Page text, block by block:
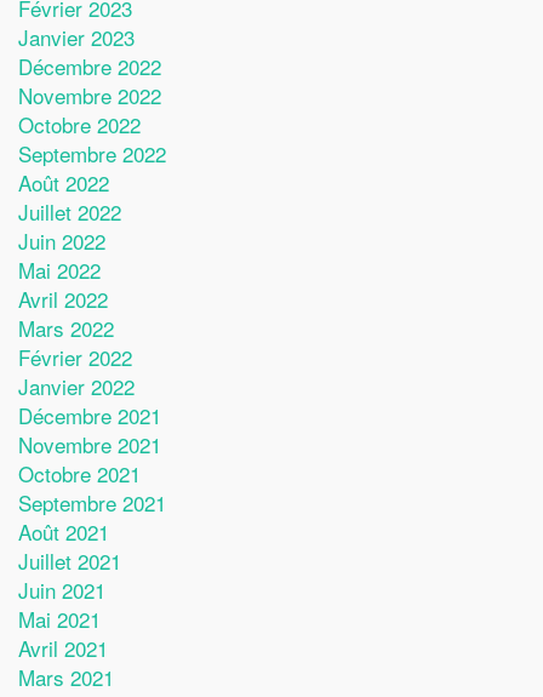
Février 2023
Janvier 2023
Décembre 2022
Novembre 2022
Octobre 2022
Septembre 2022
Août 2022
Juillet 2022
Juin 2022
Mai 2022
Avril 2022
Mars 2022
Février 2022
Janvier 2022
Décembre 2021
Novembre 2021
Octobre 2021
Septembre 2021
Août 2021
Juillet 2021
Juin 2021
Mai 2021
Avril 2021
Mars 2021